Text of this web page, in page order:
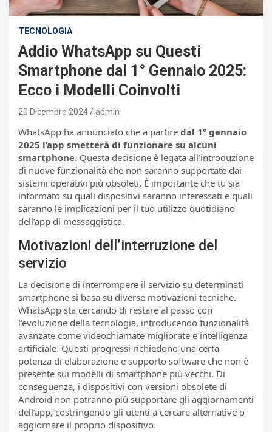
TECNOLOGIA
Addio WhatsApp su Questi
Smartphone dal 1° Gennaio 2025:
Ecco i Modelli Coinvolti
20 Dicembre 2024 admin
WhatsApp ha annunciato che a partire dal 1° gennaio
2025 l’app smetterà di funzionare su alcuni
smartphone. Questa decisione è legata all’introduzione
di nuove funzionalità che non saranno supportate dai
sistemi operativi più obsoleti. È importante che tu sia
informato su quali dispositivi saranno interessati e quali
saranno le implicazioni per il tuo utilizzo quotidiano
dell’app di messaggistica.
Motivazioni dell’interruzione del
servizio
La decisione di interrompere il servizio su determinati
smartphone si basa su diverse motivazioni tecniche.
WhatsApp sta cercando di restare al passo con
l’evoluzione della tecnologia, introducendo funzionalità
avanzate come videochiamate migliorate e intelligenza
artificiale. Questi progressi richiedono una certa
potenza di elaborazione e supporto software che non è
presente sui modelli di smartphone più vecchi. Di
conseguenza, i dispositivi con versioni obsolete di
Android non potranno più supportare gli aggiornamenti
dell’app, costringendo gli utenti a cercare alternative o
aggiornare il proprio dispositivo.